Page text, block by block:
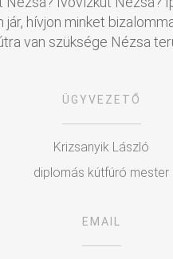
jár, hívjon minket
van szüksége Nézsa
ÜGYVEZETŐ
Krizsanyik László
diplomás kútfúró mester
EMAIL